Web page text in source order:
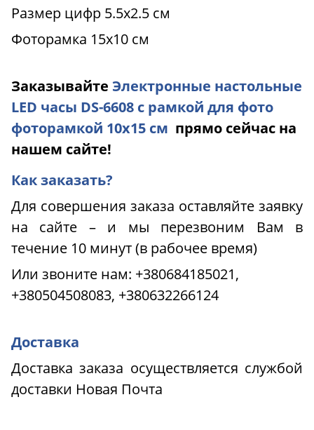
Размер цифр 5.5х2.5 см
Фоторамка 15х10 см
Заказывайте Электронные настольные
LED часы DS-6608 с рамкой для фото
фоторамкой 10х15 см прямо сейчас на
нашем сайте!
Как заказать?
Для совершения заказа оставляйте заявку
на сайте – и мы перезвоним Вам в
течение 10 минут (в рабочее время)
Или звоните нам: +380684185021,
+380504508083, +380632266124
Доставка
Доставка заказа осуществляется службой
доставки Новая Почта